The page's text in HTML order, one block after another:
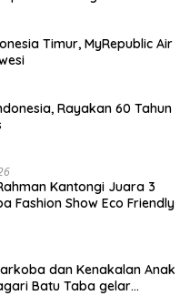
Timur, MyRepublic Air
Rayakan 60 Tahun
Kantongi Juara 3
Fashion Show Eco Friendly
dan Kenakalan Anak
Batu Taba gelar